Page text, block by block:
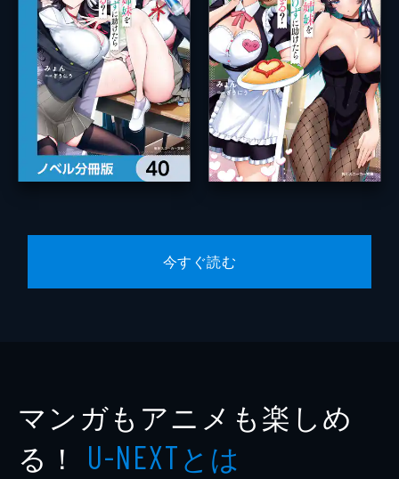
今すぐ読む
マンガもアニメも楽しめ
る！ U-NEXTとは